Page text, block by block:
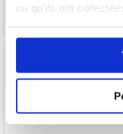
ou qu'ils ont